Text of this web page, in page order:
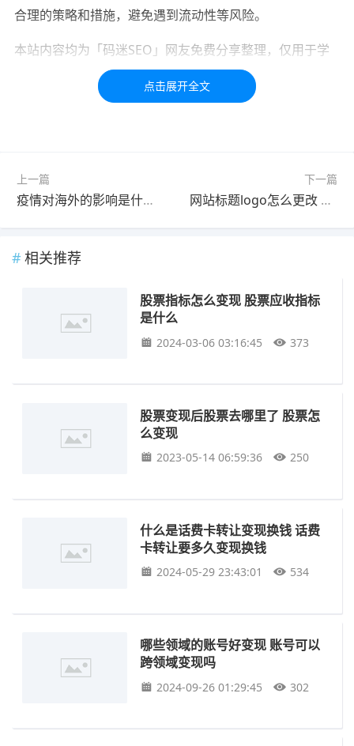
合理的策略和措施，避免遇到流动性等风险。
本站内容均为「码迷SEO」网友免费分享整理，仅用于学
习交流，如有疑问，请联系我们48小时处理！！！！
上一篇
疫情对海外的影响是什么 海外疫情对我国有什么影响
下一篇
网站标题logo怎么更改 网站标题旁边的logo怎么更改
相关推荐
股票指标怎么变现 股票应收指标
是什么
2024-03-06 03:16:45 373
股票变现后股票去哪里了 股票怎
么变现
2023-05-14 06:59:36 250
什么是话费卡转让变现换钱 话费
卡转让要多久变现换钱
2024-05-29 23:43:01 534
哪些领域的账号好变现 账号可以
跨领域变现吗
2024-09-26 01:29:45 302